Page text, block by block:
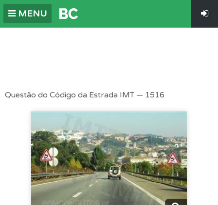
MENU
Questão do Código da Estrada IMT — 1516